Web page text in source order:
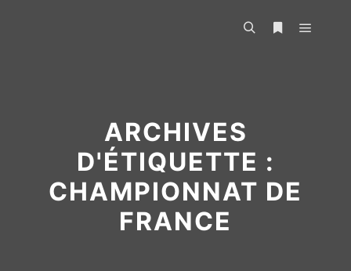
ARCHIVES
D'ÉTIQUETTE :
CHAMPIONNAT DE
FRANCE